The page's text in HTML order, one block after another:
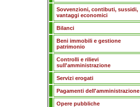
Sovvenzioni, contibuti, sussidi,
vantaggi economici
Bilanci
Beni immobili e gestione
patrimonio
Controlli e rilievi
sull'amministrazione
Servizi erogati
Pagamenti dell'amministrazione
Opere pubbliche